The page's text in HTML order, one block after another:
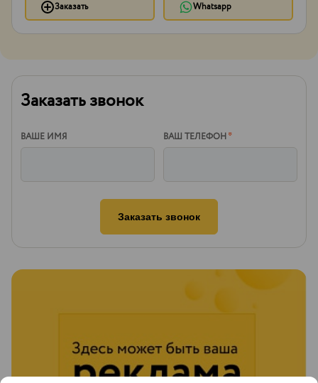
Заказать Whatsapp
Заказать звонок
ВАШЕ ИМЯ ВАШ ТЕЛЕФОН*
Заказать звонок